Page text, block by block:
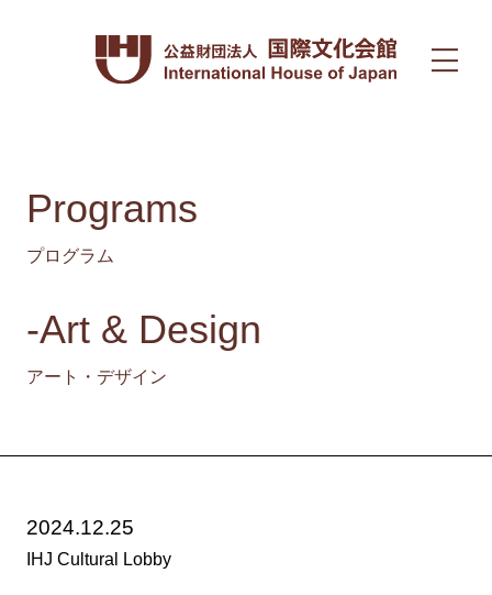
Programs
プログラム
-Art & Design
アート・デザイン
2024.12.25
IHJ Cultural Lobby